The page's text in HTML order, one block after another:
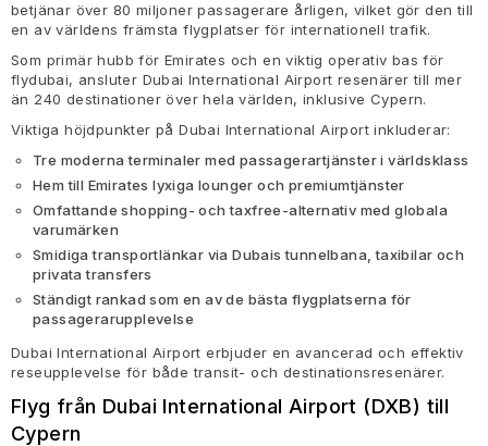
betjänar över 80 miljoner passagerare årligen, vilket gör den till
en av världens främsta flygplatser för internationell trafik.
Som primär hubb för Emirates och en viktig operativ bas för
flydubai, ansluter Dubai International Airport resenärer till mer
än 240 destinationer över hela världen, inklusive Cypern.
Viktiga höjdpunkter på Dubai International Airport inkluderar:
Tre moderna terminaler med passagerartjänster i världsklass
Hem till Emirates lyxiga lounger och premiumtjänster
Omfattande shopping- och taxfree-alternativ med globala
varumärken
Smidiga transportlänkar via Dubais tunnelbana, taxibilar och
privata transfers
Ständigt rankad som en av de bästa flygplatserna för
passagerarupplevelse
Dubai International Airport erbjuder en avancerad och effektiv
reseupplevelse för både transit- och destinationsresenärer.
Flyg från Dubai International Airport (DXB) till
Cypern